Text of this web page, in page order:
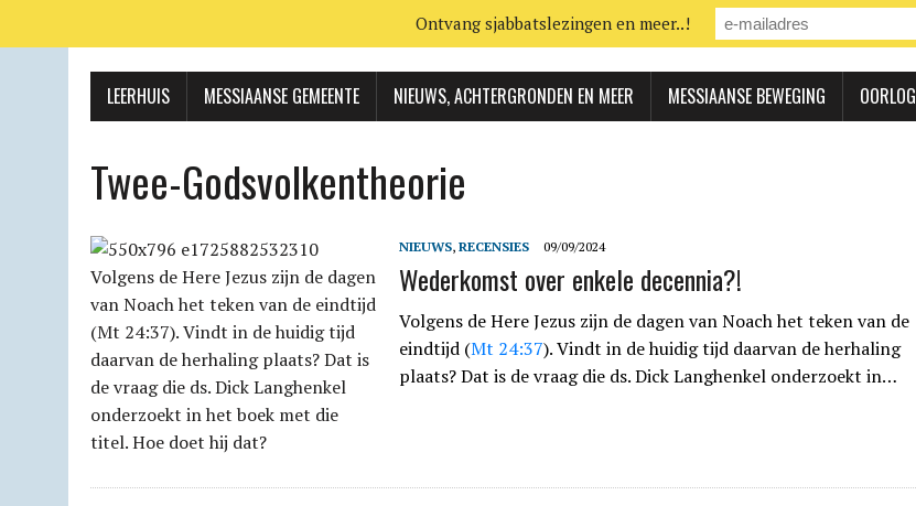
LEERHUIS MESSIAANSE GEMEENTE NIEUWS, ACHTERGRONDEN EN MEER MESSIAANSE BEWEGING OORLOG
Twee-Godsvolkentheorie
NIEUWS, RECENSIES 09/09/2024
Wederkomst over enkele decennia?!
Volgens de Here Jezus zijn de dagen van Noach het teken van de
eindtijd (Mt 24:37). Vindt in de huidig tijd daarvan de herhaling
plaats? Dat is de vraag die ds. Dick Langhenkel onderzoekt in…
Ontvang sjabbatslezingen en meer..!